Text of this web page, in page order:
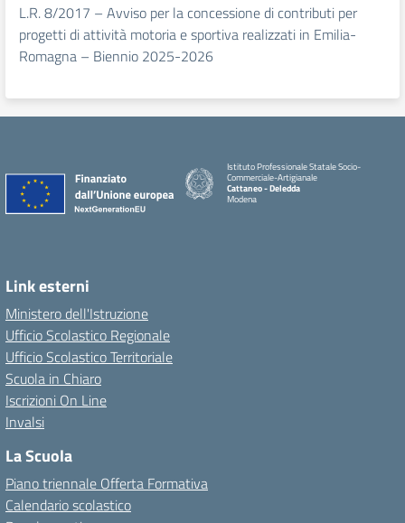
L.R. 8/2017 – Avviso per la concessione di contributi per
progetti di attività motoria e sportiva realizzati in Emilia-
Romagna – Biennio 2025-2026
Istituto Professionale Statale Socio-
Commerciale-Artigianale
Cattaneo - Deledda
Modena
Link esterni
Ministero dell'Istruzione
Ufficio Scolastico Regionale
Ufficio Scolastico Territoriale
Scuola in Chiaro
Iscrizioni On Line
Invalsi
La Scuola
Piano triennale Offerta Formativa
Calendario scolastico